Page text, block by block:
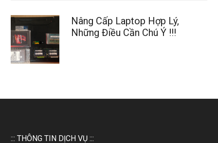
Nâng Cấp Laptop Hợp Lý,
Những Điều Cần Chú Ý !!!
::: THÔNG TIN DỊCH VỤ :::